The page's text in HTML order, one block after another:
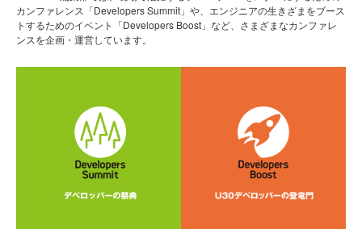
カンファレンス「Developers Summit」や、エンジニアの生きざまをブース
トするためのイベント「Developers Boost」など、さまざまなカンファレ
ンスを企画・運営しています。